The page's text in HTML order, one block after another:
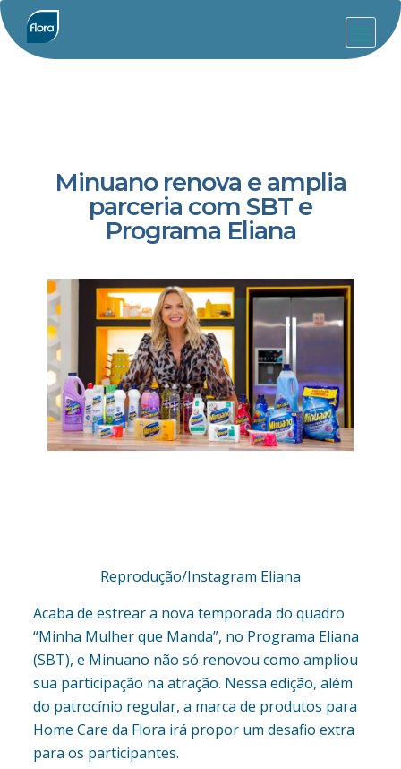
Minuano renova e amplia
parceria com SBT e
Programa Eliana
Reprodução/Instagram Eliana
Acaba de estrear a nova temporada do quadro
“Minha Mulher que Manda”, no Programa Eliana
(SBT), e Minuano não só renovou como ampliou
sua participação na atração. Nessa edição, além
do patrocínio regular, a marca de produtos para
Home Care da Flora irá propor um desafio extra
para os participantes.